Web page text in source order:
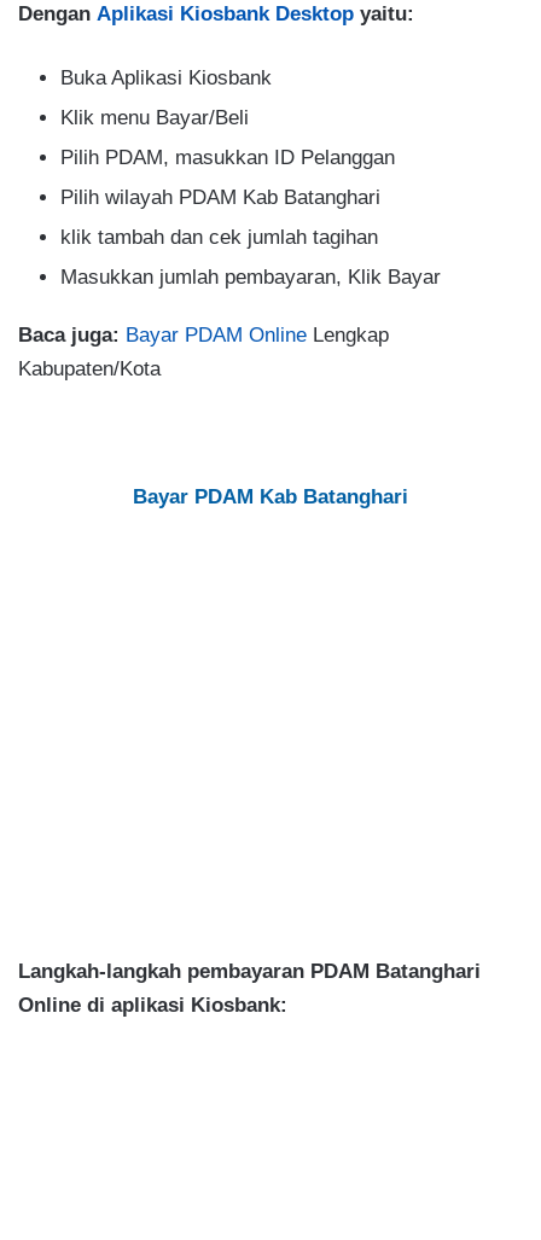
Dengan Aplikasi Kiosbank Desktop yaitu:
Buka Aplikasi Kiosbank
Klik menu Bayar/Beli
Pilih PDAM, masukkan ID Pelanggan
Pilih wilayah PDAM Kab Batanghari
klik tambah dan cek jumlah tagihan
Masukkan jumlah pembayaran, Klik Bayar
Baca juga: Bayar PDAM Online Lengkap
Kabupaten/Kota
Bayar PDAM Kab Batanghari
Langkah-langkah pembayaran PDAM Batanghari
Online di aplikasi Kiosbank: